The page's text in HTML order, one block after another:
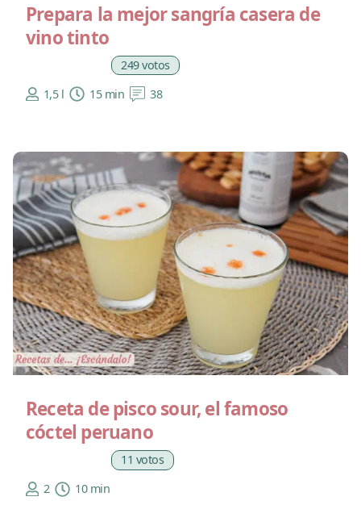
Prepara la mejor sangría casera de
vino tinto
249 votos
1,5 l
15 min 38
Receta de pisco sour, el famoso
cóctel peruano
11 votos
2
10 min